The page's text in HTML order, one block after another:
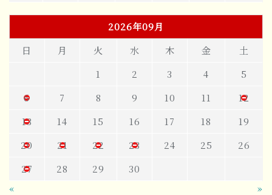
2026年09月
日
月 火 水 木 金
土
1
2 3 4
5
6
7 8 9 10 11
12
13
14 15 16 17 18
19
20
21 22 23 24 25
26
27
28 29 30
« »